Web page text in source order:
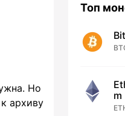
Но
архиву
Топ
m